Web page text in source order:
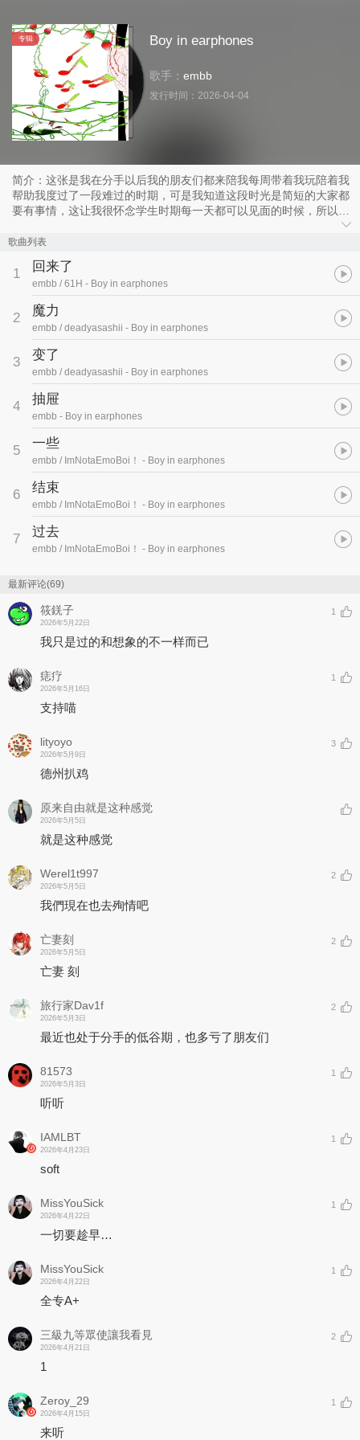
专辑 Boy in earphones
歌手： embb
发行时间： 2026-04-04
简介：这张是我在分手以后我的朋友们都来陪我每周带着我玩陪着我
帮助我度过了一段难过的时期，可是我知道这段时光是简短的大家都
要有事情，这让我很怀念学生时期每一天都可以见面的时候，所以我
歌曲列表
1 回来了
embb / 61H - Boy in earphones
2 魔力
embb / deadyasashii - Boy in earphones
3 变了
embb / deadyasashii - Boy in earphones
4 抽屉
embb - Boy in earphones
5 一些
embb / ImNotaEmoBoi！ - Boy in earphones
6 结束
embb / ImNotaEmoBoi！ - Boy in earphones
7 过去
embb / ImNotaEmoBoi！ - Boy in earphones
最新评论(69)
筱錓子
2026年5月22日
1
我只是过的和想象的不一样而已
痣疗
2026年5月16日
1
支持喵
lityoyo
2026年5月9日
3
德州扒鸡
原来自由就是这种感觉
2026年5月5日
就是这种感觉
Werel1t997
2026年5月5日
2
我們現在也去殉情吧
亡妻刻
2026年5月5日
2
亡妻 刻
旅行家Dav1f
2026年5月3日
2
最近也处于分手的低谷期，也多亏了朋友们
81573
2026年5月3日
1
听听
IAMLBT
2026年4月23日
1
soft
MissYouSick
2026年4月22日
1
一切要趁早…
MissYouSick
2026年4月22日
1
全专A+
三級九等眾使讓我看見
2026年4月21日
2
1
Zeroy_29
2026年4月15日
1
来听